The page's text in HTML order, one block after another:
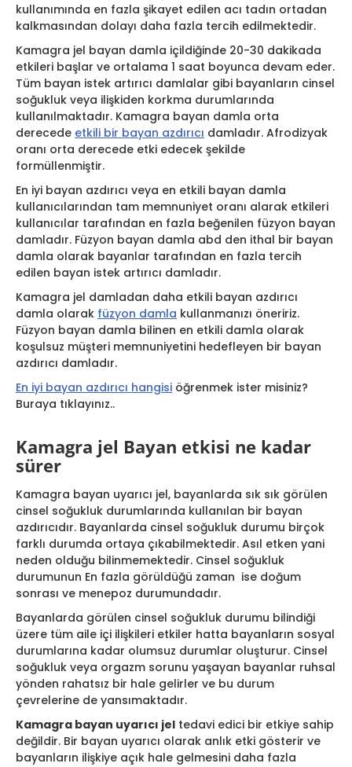
kullanımında en fazla şikayet edilen acı tadın ortadan
kalkmasından dolayı daha fazla tercih edilmektedir.
Kamagra jel bayan damla içildiğinde 20-30 dakikada
etkileri başlar ve ortalama 1 saat boyunca devam eder.
Tüm bayan istek artırıcı damlalar gibi bayanların cinsel
soğukluk veya ilişkiden korkma durumlarında
kullanılmaktadır. Kamagra bayan damla orta
derecede etkili bir bayan azdırıcı damladır. Afrodizyak
oranı orta derecede etki edecek şekilde
formüllenmiştir.
En iyi bayan azdırıcı veya en etkili bayan damla
kullanıcılarından tam memnuniyet oranı alarak etkileri
kullanıcılar tarafından en fazla beğenilen füzyon bayan
damladır. Füzyon bayan damla abd den ithal bir bayan
damla olarak bayanlar tarafından en fazla tercih
edilen bayan istek artırıcı damladır.
Kamagra jel damladan daha etkili bayan azdırıcı
damla olarak füzyon damla kullanmanızı öneririz.
Füzyon bayan damla bilinen en etkili damla olarak
koşulsuz müşteri memnuniyetini hedefleyen bir bayan
azdırıcı damladır.
En iyi bayan azdırıcı hangisi öğrenmek ister misiniz?
Buraya tıklayınız..
Kamagra jel Bayan etkisi ne kadar
sürer
Kamagra bayan uyarıcı jel, bayanlarda sık sık görülen
cinsel soğukluk durumlarında kullanılan bir bayan
azdırıcıdır. Bayanlarda cinsel soğukluk durumu birçok
farklı durumda ortaya çıkabilmektedir. Asıl etken yani
neden olduğu bilinmemektedir. Cinsel soğukluk
durumunun En fazla görüldüğü zaman ise doğum
sonrası ve menepoz durumundadır.
Bayanlarda görülen cinsel soğukluk durumu bilindiği
üzere tüm aile içi ilişkileri etkiler hatta bayanların sosyal
durumlarına kadar olumsuz durumlar oluşturur. Cinsel
soğukluk veya orgazm sorunu yaşayan bayanlar ruhsal
yönden rahatsız bir hale gelirler ve bu durum
çevrelerine de yansımaktadır.
Kamagra bayan uyarıcı jel tedavi edici bir etkiye sahip
değildir. Bir bayan uyarıcı olarak anlık etki gösterir ve
bayanların ilişkiye açık hale gelmesini daha fazla